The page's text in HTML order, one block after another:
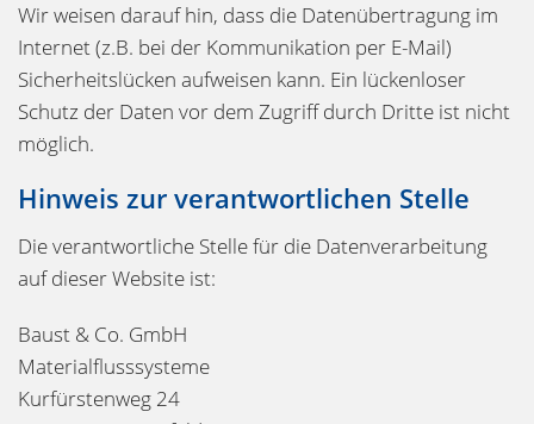
Wir weisen darauf hin, dass die Datenübertragung im
Internet (z.B. bei der Kommunikation per E-Mail)
Sicherheitslücken aufweisen kann. Ein lückenloser
Schutz der Daten vor dem Zugriff durch Dritte ist nicht
möglich.
Hinweis zur verantwortlichen Stelle
Die verantwortliche Stelle für die Datenverarbeitung
auf dieser Website ist:
Baust & Co. GmbH
Materialflusssysteme
Kurfürstenweg 24